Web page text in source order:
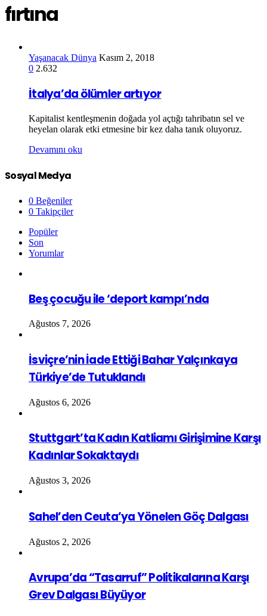
fırtına
Yaşanacak Dünya Kasım 2, 2018
0 2.632
İtalya’da ölümler artıyor
Kapitalist kentleşmenin doğada yol açtığı tahribatın sel ve
heyelan olarak etki etmesine bir kez daha tanık oluyoruz.
Devamını oku
Sosyal Medya
0 Beğeniler
0 Takipçiler
Popüler
Son
Yorumlar
Beş çocuğu ile ‘deport kampı’nda
Ağustos 7, 2026
İsviçre’nin İade Ettiği Bahar Yalçınkaya
Türkiye’de Tutuklandı
Ağustos 6, 2026
Stuttgart’ta Kadın Katliamı Girişimine Karşı
Kadınlar Sokaktaydı
Ağustos 3, 2026
Sahel’den Ceuta’ya Yönelen Göç Dalgası
Ağustos 2, 2026
Avrupa’da “Tasarruf” Politikalarına Karşı
Grev Dalgası Büyüyor